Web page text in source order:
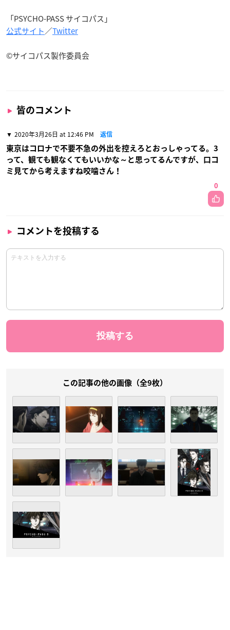
「PSYCHO-PASS サイコパス」
公式サイト／Twitter
©サイコパス製作委員会
皆のコメント
2020年3月26日 at 12:46 PM 返信
東京はコロナで不要不急の外出を控えろとおっしゃってる。3
って、観ても観なくてもいいかな～と思ってるんですが、口コ
ミ見てから考えますね咬噛さん！
0
コメントを投稿する
この記事の他の画像（全9枚）